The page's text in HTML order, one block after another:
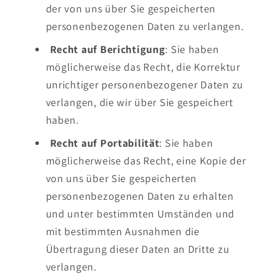
der von uns über Sie gespeicherten
personenbezogenen Daten zu verlangen.
Recht auf Berichtigung: Sie haben
möglicherweise das Recht, die Korrektur
unrichtiger personenbezogener Daten zu
verlangen, die wir über Sie gespeichert
haben.
Recht auf Portabilität: Sie haben
möglicherweise das Recht, eine Kopie der
von uns über Sie gespeicherten
personenbezogenen Daten zu erhalten
und unter bestimmten Umständen und
mit bestimmten Ausnahmen die
Übertragung dieser Daten an Dritte zu
verlangen.